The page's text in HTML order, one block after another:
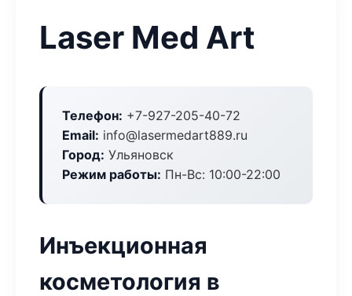
Laser Med Art
Телефон: +7-927-205-40-72
Email: info@lasermedart889.ru
Город: Ульяновск
Режим работы: Пн-Вс: 10:00-22:00
Инъекционная
косметология в